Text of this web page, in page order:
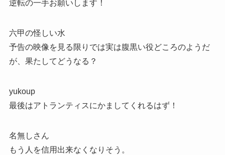
逆転の一手お願いします！
六甲の怪しい水
予告の映像を見る限りでは実は腹黒い役どころのようだ
が、果たしてどうなる？
yukoup
最後はアトランティスにかましてくれるはず！
名無しさん
もう人を信用出来なくなりそう。